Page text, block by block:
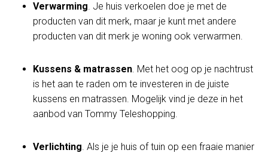
Verwarming. Je huis verkoelen doe je met de
producten van dit merk, maar je kunt met andere
producten van dit merk je woning ook verwarmen.
Kussens & matrassen. Met het oog op je nachtrust
is het aan te raden om te investeren in de juiste
kussens en matrassen. Mogelijk vind je deze in het
aanbod van Tommy Teleshopping.
Verlichting. Als je je huis of tuin op een fraaie manier